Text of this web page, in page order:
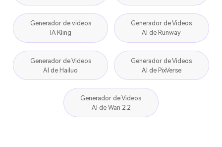
Generador de videos
IA Kling
Generador de Videos
AI de Runway
Generador de Videos
AI de Hailuo
Generador de Videos
AI de PixVerse
Generador de Videos
AI de Wan 2.2